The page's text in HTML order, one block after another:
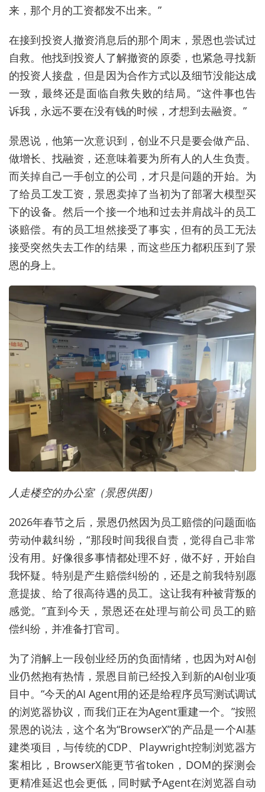
来，那个月的工资都发不出来。”
在接到投资人撤资消息后的那个周末，景恩也尝试过
自救。他找到投资人了解撤资的原委，也紧急寻找新
的投资人接盘，但是因为合作方式以及细节没能达成
一致，最终还是面临自救失败的结局。“这件事也告
诉我，永远不要在没有钱的时候，才想到去融资。”
景恩说，他第一次意识到，创业不只是要会做产品、
做增长、找融资，还意味着要为所有人的人生负责。
而关掉自己一手创立的公司，才只是问题的开始。为
了给员工发工资，景恩卖掉了当初为了部署大模型买
下的设备。然后一个接一个地和过去并肩战斗的员工
谈赔偿。有的员工坦然接受了事实，但有的员工无法
接受突然失去工作的结果，而这些压力都积压到了景
恩的身上。
人走楼空的办公室（景恩供图）
2026年春节之后，景恩仍然因为员工赔偿的问题面临
劳动仲裁纠纷，“那段时间我很自责，觉得自己非常
没有用。好像很多事情都处理不好，做不好，开始自
我怀疑。特别是产生赔偿纠纷的，还是之前我特别愿
意提拔、给了很高待遇的员工。这让我有种被背叛的
感觉。”直到今天，景恩还在处理与前公司员工的赔
偿纠纷，并准备打官司。
为了消解上一段创业经历的负面情绪，也因为对AI创
业仍然抱有热情，景恩目前已经投入到新的AI创业项
目中。“今天的AI Agent用的还是给程序员写测试调试
的浏览器协议，而我们正在为Agent重建一个。”按照
景恩的说法，这个名为“BrowserX”的产品是一个AI基
建类项目，与传统的CDP、Playwright控制浏览器方
案相比，BrowserX能更节省token，DOM的探测会
更精准延迟也会更低，同时赋予Agent在浏览器自动